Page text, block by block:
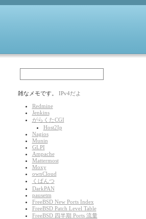
雑なメモです。 IPv4だよ
Redmine
Jenkins
がらくたCGI
Host2Ip
Nagios
Munin
GLPI
Ampache
Mattermost
Moxy
ownCloud
くぱんつ
DarkPAN
pausetm
FreeBSD New Ports Index
FreeBSD Patch Level Table
FreeBSD 四半期 Ports 流量